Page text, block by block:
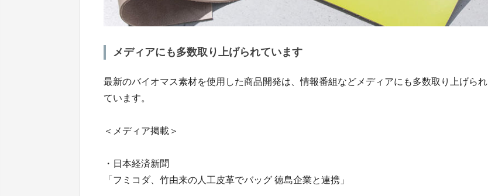
メディアにも多数取り上げられています
最新のバイオマス素材を使用した商品開発は、情報番組などメディアにも多数取り上げられ
ています。
＜メディア掲載＞
・日本経済新聞
「フミコダ、竹由来の人工皮革でバッグ 徳島企業と連携」